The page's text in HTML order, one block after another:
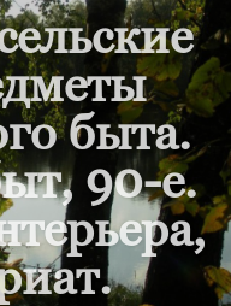
быта.
90-е.